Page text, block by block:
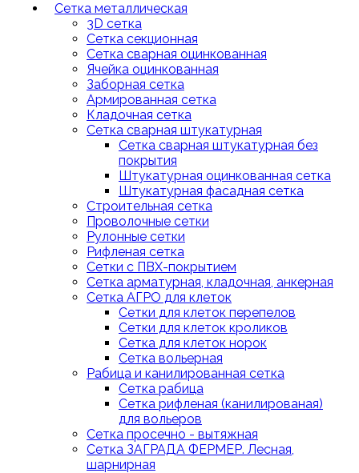
Сетка металлическая
3D сетка
Cетка cекционная
Сетка сварная оцинкованная
Ячейка оцинкованная
Заборная сетка
Армированная сетка
Кладочная сетка
Сетка сварная штукатурная
Сетка сварная штукатурная без
покрытия
Штукатурная оцинкованная сетка
Штукатурная фасадная сетка
Строительная сетка
Проволочные сетки
Рулонные сетки
Рифленая сетка
Сетки с ПВХ-покрытием
Сетка арматурная, кладочная, анкерная
Сетка АГРО для клеток
Сетки для клеток перепелов
Сетки для клеток кроликов
Сетка для клеток норок
Сетка вольерная
Рабица и канилированная сетка
Сетка рабица
Сетка рифленая (канилированая)
для вольеров
Сетка просечно - вытяжная
Сетка ЗАГРАДА ФЕРМЕР. Лесная,
шарнирная